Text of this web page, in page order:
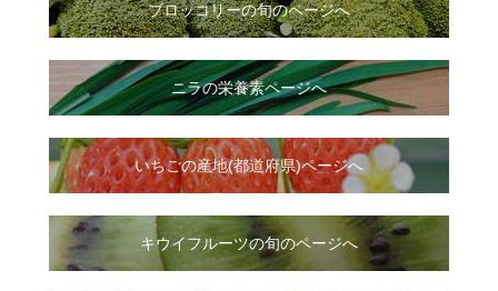
ブロッコリーの旬のページへ
ニラの栄養素ページへ
いちごの産地(都道府県)ページへ
キウイフルーツの旬のページへ